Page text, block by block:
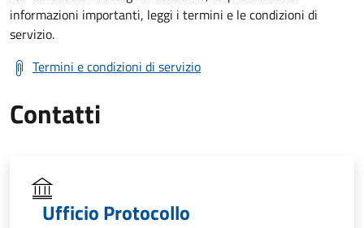
informazioni importanti, leggi i termini e le condizioni di
servizio.
Termini e condizioni di servizio
Contatti
Ufficio Protocollo